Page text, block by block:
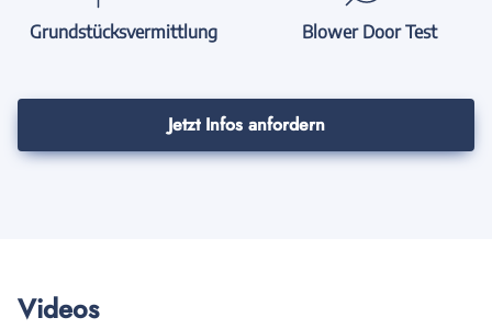
Grundstücksvermittlung Blower Door Test
Jetzt Infos anfordern
Videos